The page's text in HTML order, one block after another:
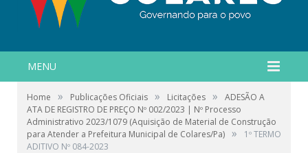
MENU
Home » Publicações Oficiais » Licitações »
ADESÃO A
ATA DE REGISTRO DE PREÇO Nº 002/2023 | Nº Processo
Administrativo 2023/1079 (Aquisição de Material de Construção
para Atender a Prefeitura Municipal de Colares/Pa) »
1º TERMO
ADITIVO Nº 084-2023